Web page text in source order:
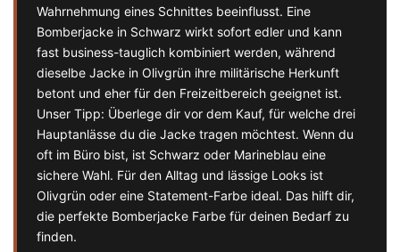
Wahrnehmung eines Schnittes beeinflusst. Eine
Bomberjacke in Schwarz wirkt sofort edler und kann
fast business-tauglich kombiniert werden, während
dieselbe Jacke in Olivgrün ihre militärische Herkunft
betont und eher für den Freizeitbereich geeignet ist.
Unser Tipp: Überlege dir vor dem Kauf, für welche drei
Hauptanlässe du die Jacke tragen möchtest. Wenn du
oft im Büro bist, ist Schwarz oder Marineblau eine
sichere Wahl. Für den Alltag und lässige Looks ist
Olivgrün oder eine Statement-Farbe ideal. Das hilft dir,
die perfekte Bomberjacke Farbe für deinen Bedarf zu
finden.